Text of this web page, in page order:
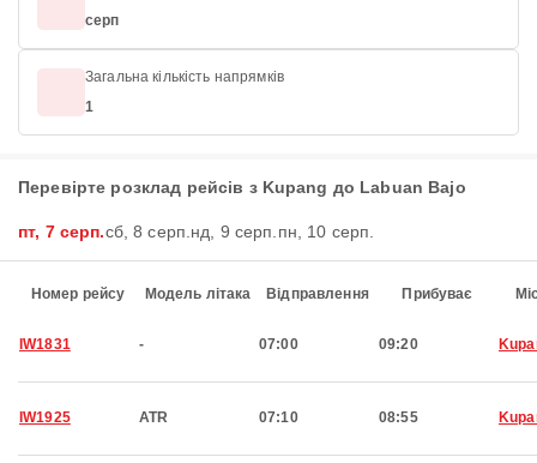
серп
Загальна кількість напрямків
1
Перевірте розклад рейсів з Kupang до Labuan Bajo
пт, 7 серп.сб, 8 серп. нд, 9 серп. пн, 10 серп.
Номер рейсу Модель літака Відправлення Прибуває
IW1831 - 07:00 09:20
IW1925 ATR 07:10 08:55